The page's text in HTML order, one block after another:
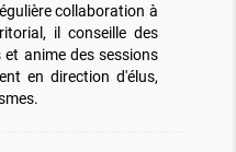
collaboration à
il conseille des
anime des sessions
en direction d'élus,